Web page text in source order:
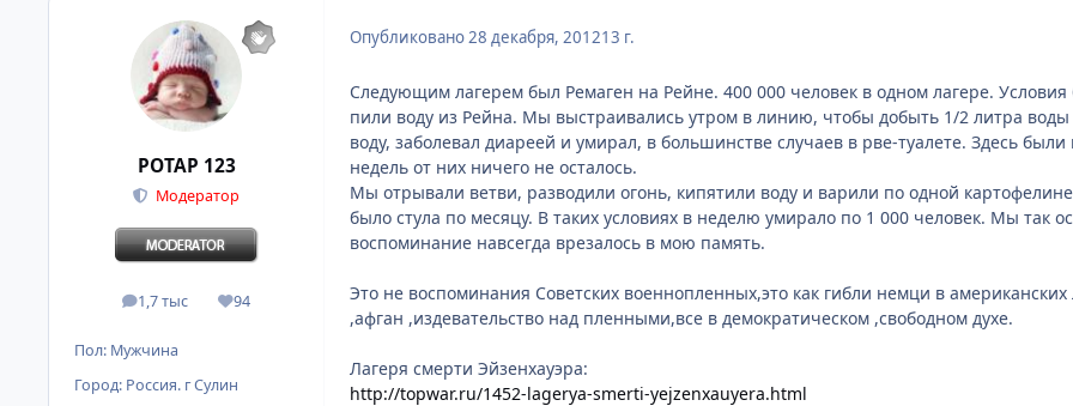
POTAP 123
Модератор
1,7 тыс
сообщения94
Репутация
Пол: Мужчина
Город: Россия. г Сулин
Опубликовано 28 декабря, 201213 г.
Следующим лагерем был Ремаген на Рейне. 400 000 человек в одном лагере.
пили воду из Рейна. Мы выстраивались утром в линию, чтобы добыть 1/2 литра воды
воду, заболевал диареей и умирал, в большинстве случаев в рве-туалете. Здесь
недель от них ничего не осталось.
Мы отрывали ветви, разводили огонь, кипятили воду и варили по одной
было стула по месяцу. В таких условиях в неделю умирало по 1 000 человек. Мы так
воспоминание навсегда врезалось в мою память.
Это не воспоминания Советских военнопленных,это как гибли немци в
,афган ,издевательство над пленными,все в демократическом ,свободном духе.
Лагеря смерти Эйзенхауэра:
http://topwar.ru/1452-lagerya-smerti-yejzenxauyera.html